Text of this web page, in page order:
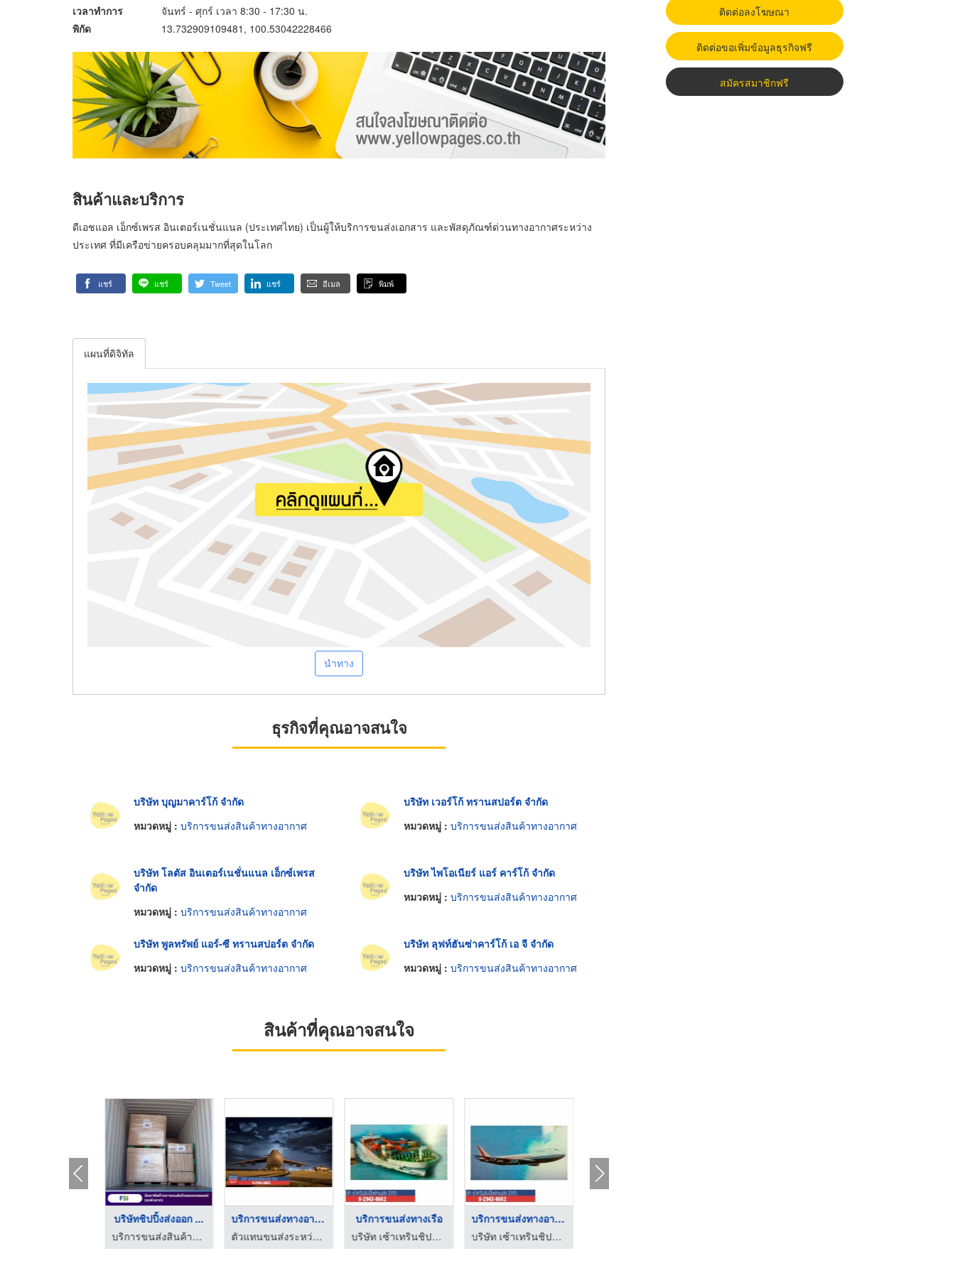
เวลาทำการ
จันทร์ - ศุกร์ เวลา 8:30 - 17:30 น.
พิกัด
13.732909109481, 100.53042228466
สินค้าและบริการ
ดีเอชแอล เอ็กซ์เพรส อินเตอร์เนชั่นแนล (ประเทศไทย) เป็นผู้ให้บริการขนส่งเอกสาร และพัสดุภัณฑ์ด่วนทางอากาศระหว่าง
ประเทศ ที่มีเครือข่ายครอบคลุมมากที่สุดในโลก
แชร์ แชร์ Tweet แชร์ อีเมล พิมพ์
แผนที่ดิจิทัล
นำทาง
ธุรกิจที่คุณอาจสนใจ
บริษัท บุญมาคาร์โก้ จำกัด
หมวดหมู่ : บริการขนส่งสินค้าทางอากาศ
บริษัท เวอร์โก้ ทรานสปอร์ต จำกัด
หมวดหมู่ : บริการขนส่งสินค้าทางอากาศ
บริษัท โลตัส อินเตอร์เนชั่นแนล เอ็กซ์เพรส
จำกัด
หมวดหมู่ : บริการขนส่งสินค้าทางอากาศ
บริษัท ไพโอเนียร์ แอร์ คาร์โก้ จำกัด
หมวดหมู่ : บริการขนส่งสินค้าทางอากาศ
บริษัท พูลทรัพย์ แอร์-ซี ทรานสปอร์ต จำกัด
หมวดหมู่ : บริการขนส่งสินค้าทางอากาศ
บริษัท ลุฟท์ฮันซ่าคาร์โก้ เอ จี จำกัด
หมวดหมู่ : บริการขนส่งสินค้าทางอากาศ
สินค้าที่คุณอาจสนใจ
บริษัทชิปปิ้งส่งออก ...
บริการขนส่งสินค้าด้วยตู้คอนเทนเนอร์ fsi
บริการขนส่งทางอากาศ
ตัวแทนขนส่งระหว่างประเทศ เซ้าเทรินชิปปิ้ง
บริการขนส่งทางเรือ
บริษัท เซ้าเทรินชิปปิ้งและขนส่ง จำกัด
บริการขนส่งทางอากาศ
บริษัท เซ้าเทรินชิปปิ้งและขนส่ง จำกัด
ติดต่อลงโฆษณา
ติดต่อขอเพิ่มข้อมูลธุรกิจฟรี
สมัครสมาชิกฟรี